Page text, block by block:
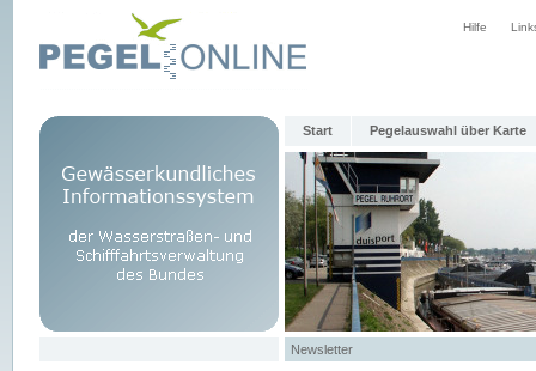
Hilfe
Start Pegelauswahl über Karte
Newsletter